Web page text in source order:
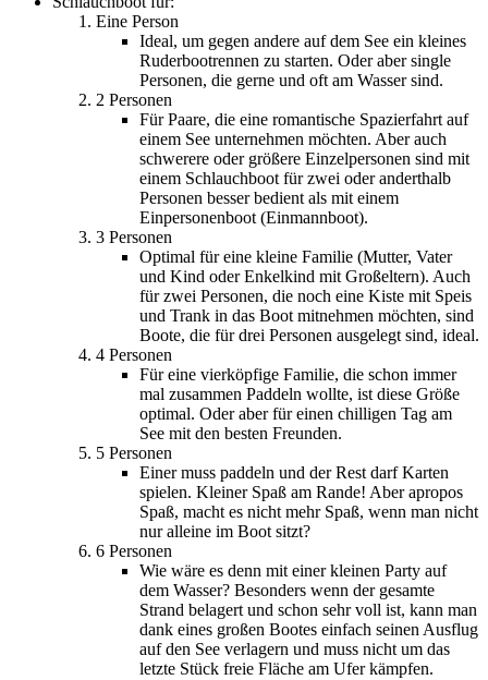
Eine Person
Ideal, um gegen andere auf dem See ein kleines
Ruderbootrennen zu starten. Oder aber single
Personen, die gerne und oft am Wasser sind.
2 Personen
Für Paare, die eine romantische Spazierfahrt auf
einem See unternehmen möchten. Aber auch
schwerere oder größere Einzelpersonen sind mit
einem Schlauchboot für zwei oder anderthalb
Personen besser bedient als mit einem
Einpersonenboot (Einmannboot).
3 Personen
Optimal für eine kleine Familie (Mutter, Vater
und Kind oder Enkelkind mit Großeltern). Auch
für zwei Personen, die noch eine Kiste mit Speis
und Trank in das Boot mitnehmen möchten, sind
Boote, die für drei Personen ausgelegt sind, ideal.
4 Personen
Für eine vierköpfige Familie, die schon immer
mal zusammen Paddeln wollte, ist diese Größe
optimal. Oder aber für einen chilligen Tag am
See mit den besten Freunden.
5 Personen
Einer muss paddeln und der Rest darf Karten
spielen. Kleiner Spaß am Rande! Aber apropos
Spaß, macht es nicht mehr Spaß, wenn man nicht
nur alleine im Boot sitzt?
6 Personen
Wie wäre es denn mit einer kleinen Party auf
dem Wasser? Besonders wenn der gesamte
Strand belagert und schon sehr voll ist, kann man
dank eines großen Bootes einfach seinen Ausflug
auf den See verlagern und muss nicht um das
letzte Stück freie Fläche am Ufer kämpfen.